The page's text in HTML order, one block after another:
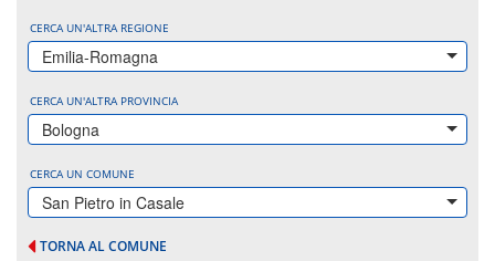
CERCA UN'ALTRA REGIONE
Emilia-Romagna
CERCA UN'ALTRA PROVINCIA
Bologna
CERCA UN COMUNE
San Pietro in Casale
TORNA AL COMUNE